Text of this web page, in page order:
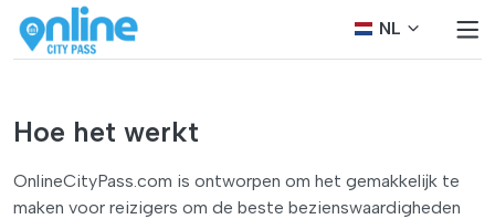
NL
Hoe het werkt
OnlineCityPass.com is ontworpen om het gemakkelijk te
maken voor reizigers om de beste bezienswaardigheden